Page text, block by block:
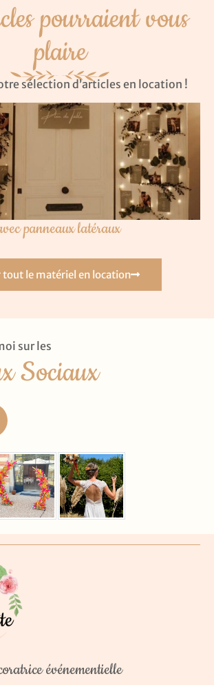
pourraient vous
plaire
sélection d’articles en location !
panneaux latéraux
tout le matériel en location
sur les
Sociaux
événementielle